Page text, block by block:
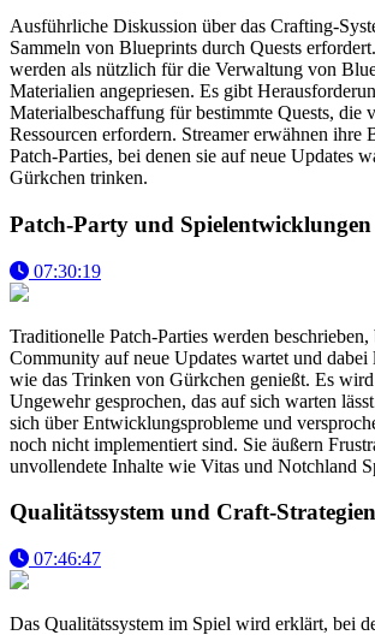
Ausführliche Diskussion über das Crafting-
Sammeln von Blueprints durch Quests
werden als nützlich für die Verwaltung von
Materialien angepriesen. Es gibt
Materialbeschaffung für bestimmte Quests, die
Ressourcen erfordern. Streamer erwähnen ihre
Patch-Parties, bei denen sie auf neue Updates
Gürkchen trinken.
Patch-Party und Spielentwicklungen
07:30:19
Traditionelle Patch-Parties werden beschrieben,
Community auf neue Updates wartet und
wie das Trinken von Gürkchen genießt. Es
Ungewehr gesprochen, das auf sich warten
sich über Entwicklungsprobleme und
noch nicht implementiert sind. Sie äußern
unvollendete Inhalte wie Vitas und Notchland
Qualitätssystem und Craft-Strategien
07:46:47
Das Qualitätssystem im Spiel wird erklärt, bei